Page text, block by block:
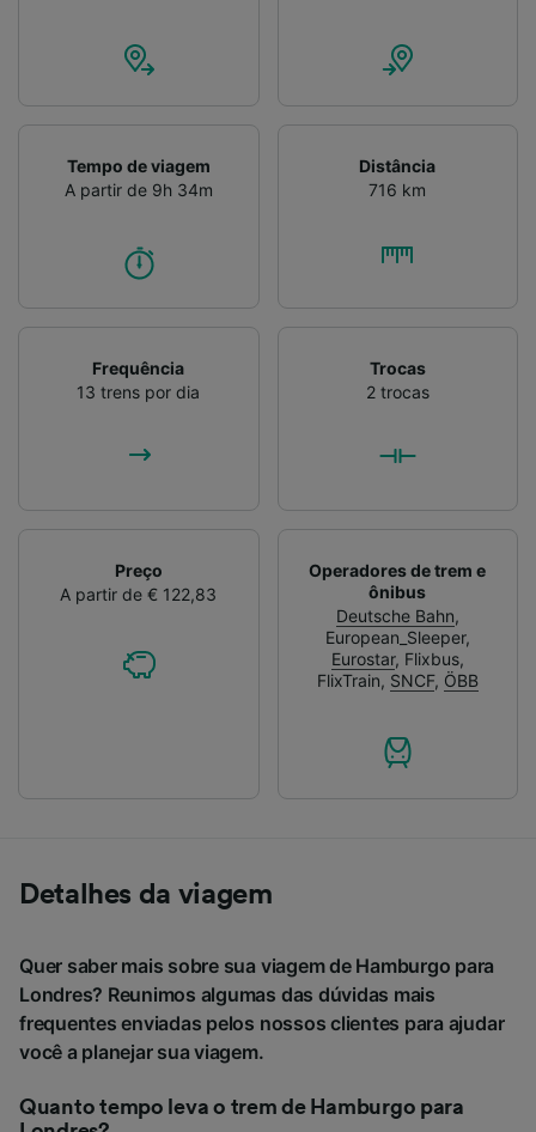
Tempo de viagem
A partir de 9h 34m
Distância
716 km
Frequência
13 trens por dia
Trocas
2 trocas
Preço
A partir de € 122,83
Operadores de trem e
ônibus
Deutsche Bahn,
European_Sleeper,
Eurostar, Flixbus,
FlixTrain, SNCF, ÖBB
Detalhes da viagem
Quer saber mais sobre sua viagem de Hamburgo para
Londres? Reunimos algumas das dúvidas mais
frequentes enviadas pelos nossos clientes para ajudar
você a planejar sua viagem.
Quanto tempo leva o trem de Hamburgo para
dispositivo para identificação. Armazenar e/ou
acessar informações em um dispositivo.
medição de publicidade e conteúdo, pesquisa
de público e desenvolvimento de serviços..
Lista de parceiros (fornecedores)